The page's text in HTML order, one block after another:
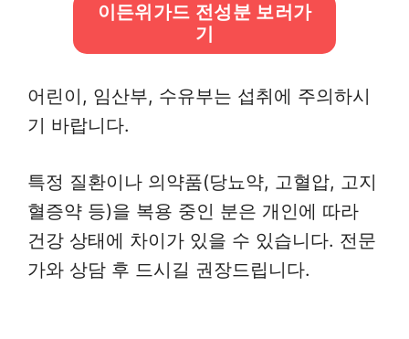
이든위가드 전성분 보러가
기
어린이, 임산부, 수유부는 섭취에 주의하시
기 바랍니다.
특정 질환이나 의약품(당뇨약, 고혈압, 고지
혈증약 등)을 복용 중인 분은 개인에 따라
건강 상태에 차이가 있을 수 있습니다. 전문
가와 상담 후 드시길 권장드립니다.